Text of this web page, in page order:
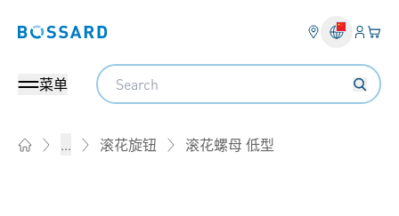
Bossard homepage 登入
您
菜单
Search
... 滚花旋钮 滚花螺母 低型